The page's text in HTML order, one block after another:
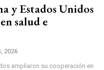
y Estados Unidos
salud e
2026
ampliaron su cooperación en